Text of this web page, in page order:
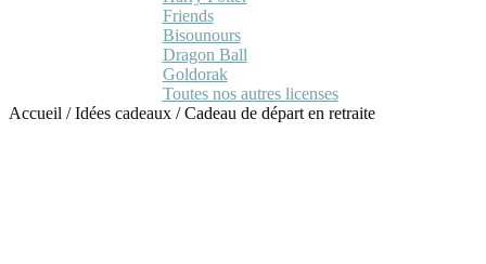
Friends
Bisounours
Dragon Ball
Goldorak
Toutes nos autres licenses
Accueil /Idées cadeaux /Cadeau de départ en retraite